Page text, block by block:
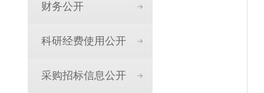
财务公开
科研经费使用公开
采购招标信息公开